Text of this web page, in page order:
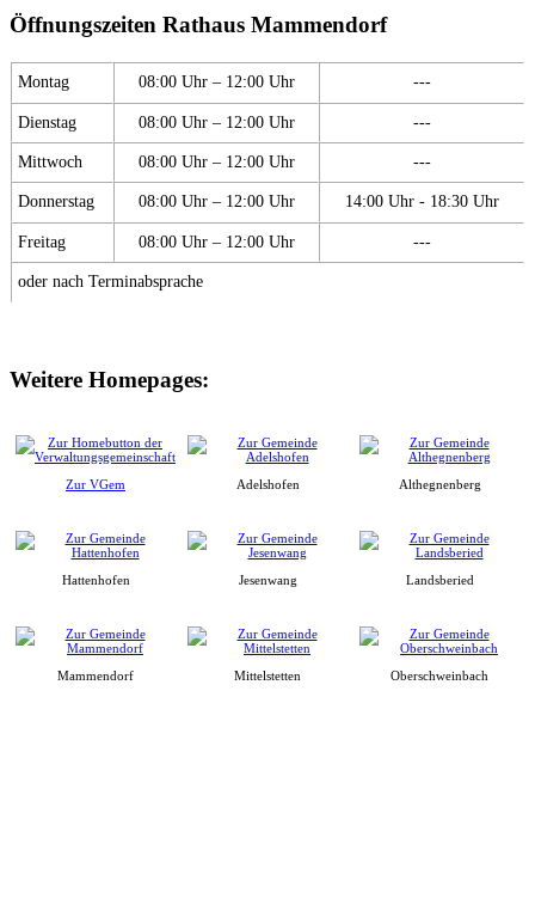
Öffnungszeiten Rathaus Mammendorf
Montag 08:00 Uhr – 12:00 Uhr ---
Dienstag 08:00 Uhr – 12:00 Uhr ---
Mittwoch 08:00 Uhr – 12:00 Uhr ---
Donnerstag 08:00 Uhr – 12:00 Uhr 14:00 Uhr - 18:30 Uhr
Freitag 08:00 Uhr – 12:00 Uhr ---
oder nach Terminabsprache
Weitere Homepages:
Zur VGem Adelshofen Althegnenberg
Hattenhofen Jesenwang Landsberied
Mammendorf Mittelstetten Oberschweinbach